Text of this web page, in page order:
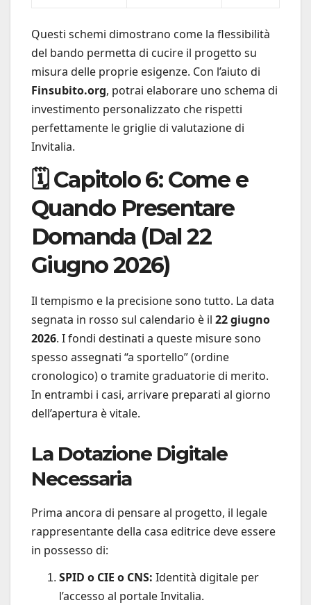
Questi schemi dimostrano come la flessibilità
del bando permetta di cucire il progetto su
misura delle proprie esigenze. Con l’aiuto di
Finsubito.org, potrai elaborare uno schema di
investimento personalizzato che rispetti
perfettamente le griglie di valutazione di
Invitalia.
🗓️ Capitolo 6: Come e
Quando Presentare
Domanda (Dal 22
Giugno 2026)
Il tempismo e la precisione sono tutto. La data
segnata in rosso sul calendario è il 22 giugno
2026. I fondi destinati a queste misure sono
spesso assegnati “a sportello” (ordine
cronologico) o tramite graduatorie di merito.
In entrambi i casi, arrivare preparati al giorno
dell’apertura è vitale.
La Dotazione Digitale
Necessaria
Prima ancora di pensare al progetto, il legale
rappresentante della casa editrice deve essere
in possesso di:
SPID o CIE o CNS: Identità digitale per
l’accesso al portale Invitalia.